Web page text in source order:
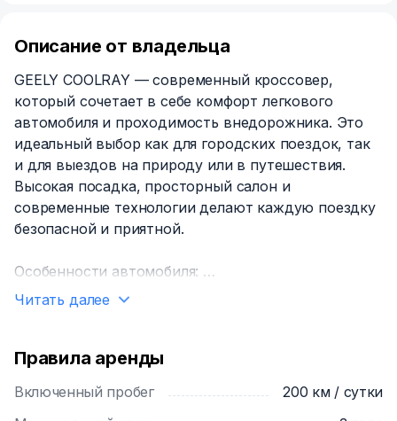
Описание от владельца
GEELY COOLRAY — современный кроссовер,
который сочетает в себе комфорт легкового
автомобиля и проходимость внедорожника. Это
идеальный выбор как для городских поездок, так
и для выездов на природу или в путешествия.
Высокая посадка, просторный салон и
современные технологии делают каждую поездку
безопасной и приятной.
Особенности автомобиля:
✅ Высокий дорожный просвет для уверенной езды
регулировками
Bluetooth, USB и Apple CarPlay/Android Auto
Читать далее
Правила аренды
Включенный пробег
200 км / сутки